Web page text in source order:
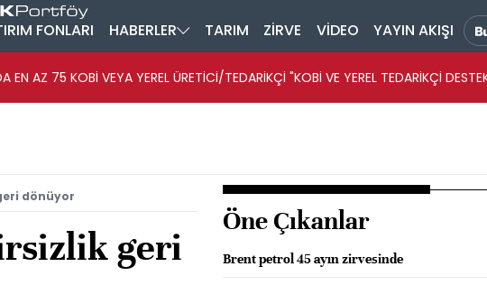
FONLARI HABERLER TARIM ZİRVE VİDEO YAYIN AKIŞI
EN AZ 75 KOBİ VEYA YEREL ÜRETİCİ/TEDARİKÇİ "KOBİ VE YEREL TEDARİKÇİ
dönüyor
geri
Öne Çıkanlar
Brent petrol 45 ayın zirvesinde